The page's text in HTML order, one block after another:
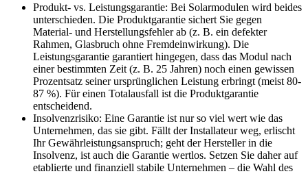
Produkt- vs. Leistungsgarantie: Bei Solarmodulen wird beides
unterschieden. Die Produktgarantie sichert Sie gegen
Material- und Herstellungsfehler ab (z. B. ein defekter
Rahmen, Glasbruch ohne Fremdeinwirkung). Die
Leistungsgarantie garantiert hingegen, dass das Modul nach
einer bestimmten Zeit (z. B. 25 Jahren) noch einen gewissen
Prozentsatz seiner ursprünglichen Leistung erbringt (meist 80-
87 %). Für einen Totalausfall ist die Produktgarantie
entscheidend.
Insolvenzrisiko: Eine Garantie ist nur so viel wert wie das
Unternehmen, das sie gibt. Fällt der Installateur weg, erlischt
Ihr Gewährleistungsanspruch; geht der Hersteller in die
Insolvenz, ist auch die Garantie wertlos. Setzen Sie daher auf
etablierte und finanziell stabile Unternehmen – die Wahl des